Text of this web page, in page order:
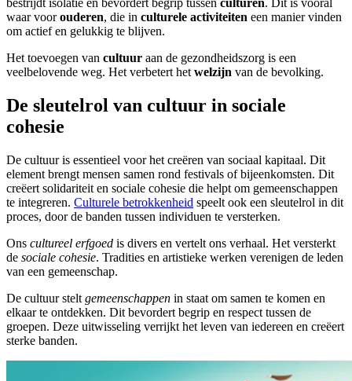
bestrijdt isolatie en bevordert begrip tussen culturen. Dit is vooral
waar voorouderen, die in culturele activiteiten een manier vinden
om actief en gelukkig te blijven.
Het toevoegen van cultuur aan de gezondheidszorg is een
veelbelovende weg. Het verbetert het welzijn van de bevolking.
De sleutelrol van cultuur in sociale
cohesie
De cultuur is essentieel voor het creëren van sociaal kapitaal. Dit
element brengt mensen samen rond festivals of bijeenkomsten. Dit
creëert solidariteit en sociale cohesie die helpt om gemeenschappen
te integreren. Culturele betrokkenheid speelt ook een sleutelrol in dit
proces, door de banden tussen individuen te versterken.
Ons cultureel erfgoed is divers en vertelt ons verhaal. Het versterkt
de sociale cohesie. Tradities en artistieke werken verenigen de leden
van een gemeenschap.
De cultuur stelt gemeenschappen in staat om samen te komen en
elkaar te ontdekken. Dit bevordert begrip en respect tussen de
groepen. Deze uitwisseling verrijkt het leven van iedereen en creëert
sterke banden.